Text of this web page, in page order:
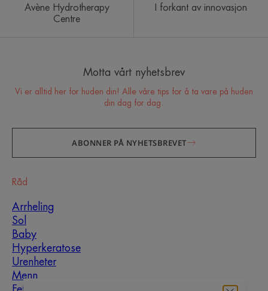
Avène Hydrotherapy
Centre
I forkant av innovasjon
Motta vårt nyhetsbrev
Vi er alltid her for huden din! Alle våre tips for å ta vare på huden
din dag for dag.
ABONNER PÅ NYHETSBREVET
Råd
Arrheling
Sol
Baby
Hyperkeratose
Urenheter
Menn